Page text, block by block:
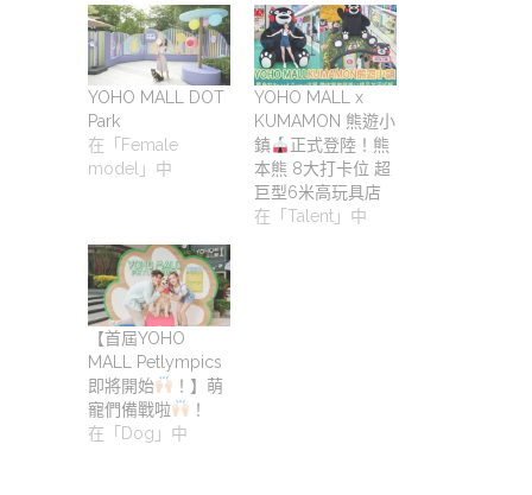
YOHO MALL DOT
Park
在「Female
model」中
YOHO MALL x
KUMAMON 熊遊小
鎮
正式登陸！熊
本熊 8大打卡位 超
巨型6米高玩具店
在「Talent」中
【首屆YOHO
MALL Petlympics
即將開始
！】萌
寵們備戰啦
！
在「Dog」中